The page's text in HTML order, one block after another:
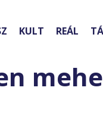
KULT REÁL